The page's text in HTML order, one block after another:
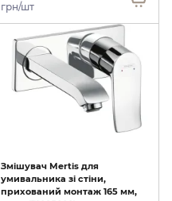
грн/шт
Змішувач Mertis для
умивальника зі стіни,
прихований монтаж 165 мм,